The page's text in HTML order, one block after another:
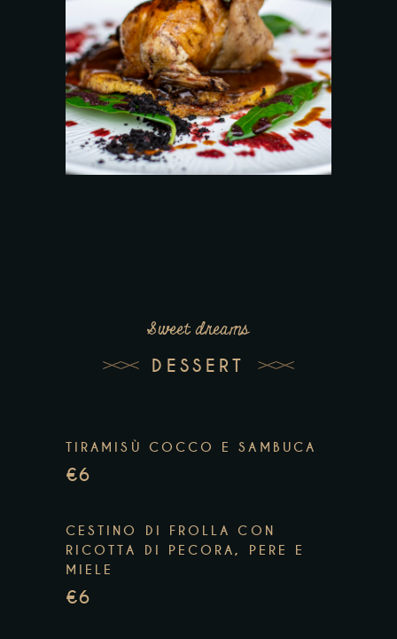
Sweet dreams
DESSERT
TIRAMISÙ COCCO E SAMBUCA
€6
CESTINO DI FROLLA CON
RICOTTA DI PECORA, PERE E
MIELE
€6